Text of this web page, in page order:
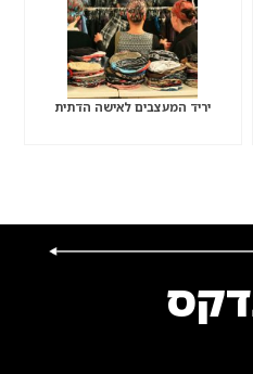
יריד המעצבים לאישה הדתית